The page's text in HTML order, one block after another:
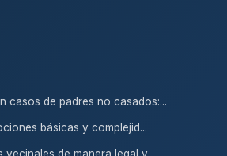
casos de padres no casados:...
básicas y complejid...